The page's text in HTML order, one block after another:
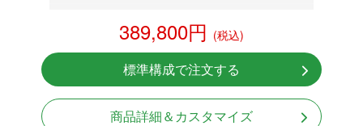
NVMeSSD 1TB
無線LAN Bluetooth対応
Windows11 Home 64bit
LCDスクリーン搭載
389,800円 (税込)
標準構成で注文する
商品詳細＆カスタマイズ